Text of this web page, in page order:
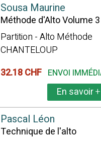
Sousa Maurine
Méthode d'Alto Volume 3
Partition - Alto Méthode
CHANTELOUP
32.18 CHF ENVOI
En savoir+
Pascal Léon
Technique de l'alto